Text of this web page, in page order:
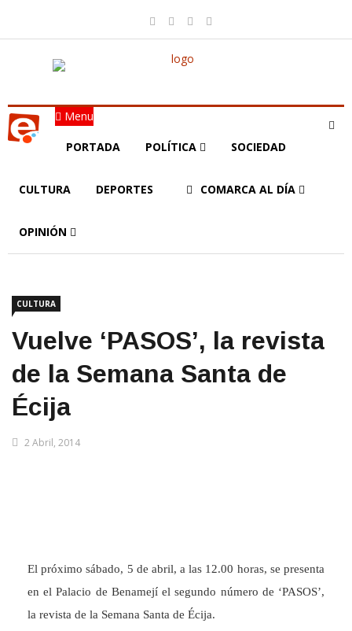
Menu
PORTADA POLÍTICA SOCIEDAD
CULTURA DEPORTES COMARCA AL DÍA
OPINIÓN
CULTURA
Vuelve ‘PASOS’, la revista
de la Semana Santa de
Écija
2 Abril, 2014
El próximo sábado, 5 de abril, a las 12.00 horas, se presenta
en el Palacio de Benamejí el segundo número de ‘PASOS’,
la revista de la Semana Santa de Écija.